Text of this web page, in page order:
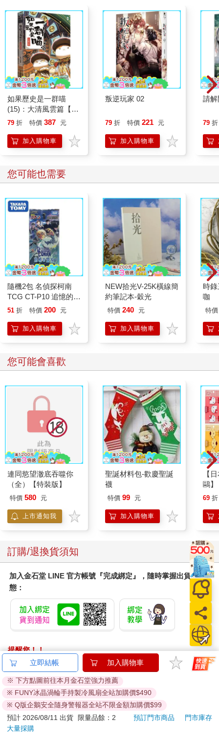
如果歷史是一群喵
(15)：大清風雲篇【萌
貓漫畫學歷史】
79 折 特價 387 元
加入購物車
叛逆玩家 02
79 折 特價 221 元
加入購物車
請解
79 折
您可能也需要
隨機2包 名偵探柯南
TCG CT-P10 追憶的盟
友 補充包 日本製 卡包
怪盜基德 TAKARA
TOMY
51 折 特價 200 元
加入購物車
NEW拾光V-25K橫線簡
約筆記本-穀光
特價 240 元
加入購物車
時錄
咖
特價
您可能會喜歡
連同慾望澈底吞噬你
（全）【特裝版】
特價 580 元
上市通知我
聖誕材料包-歡慶聖誕
襪
特價 99 元
加入購物車
【
鷗
(8款
企鵝
69 折
訂購/退換貨須知
加入金石堂 LINE 官方帳號『完成綁定』，隨時掌握出貨動
態：
提醒您！！
金石堂及銀行均不會請您操作ATM! 如接獲電話要求您前往
ATM提款機，請不要聽從指示，以免受騙上當！
退換貨須知：
**提醒您，鑑賞期不等於試用期，退回商品須為全新狀態**
依據「消費者保護法」第19條及行政院消費者保護處公告之
「通訊交易解除權合理例外情事適用準則」，以下商品購買
立即結帳 加入購物車
※ 下方點圖前往本月金石堂強力推薦
※ FUNY冰晶渦輪手持製冷風扇全站加購價$490
※ Q版企鵝安全隨身警報器全站不限金額加購價$99
預計 2026/08/11 出貨
限量品餘：2 預訂門市商品
門市庫存
大量採購